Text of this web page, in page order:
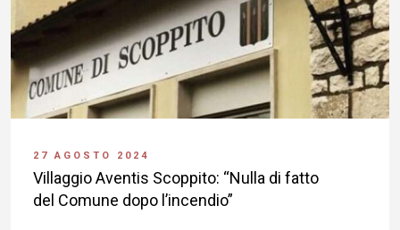
27 AGOSTO 2024
Villaggio Aventis Scoppito: “Nulla di fatto
del Comune dopo l’incendio”